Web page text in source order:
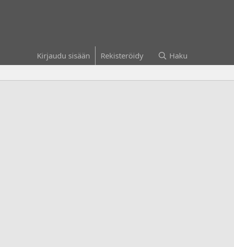
Kirjaudu sisään Rekisteröidy Haku